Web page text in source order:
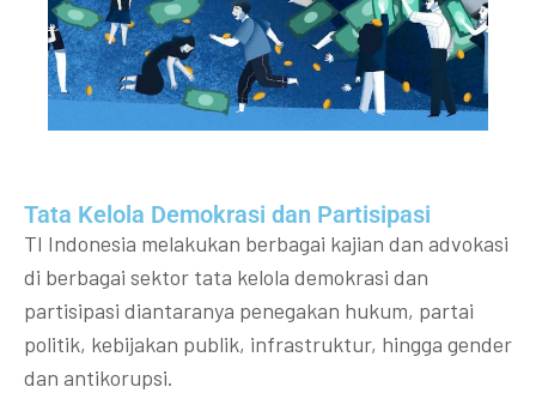
Tata Kelola Demokrasi dan Partisipasi​
TI Indonesia melakukan berbagai kajian dan advokasi
di berbagai sektor tata kelola demokrasi dan
partisipasi diantaranya penegakan hukum, partai
politik, kebijakan publik, infrastruktur, hingga gender
dan antikorupsi.